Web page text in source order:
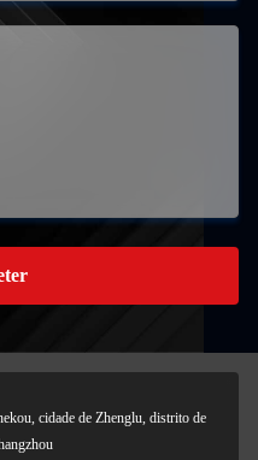
cidade de Zhenglu, distrito de